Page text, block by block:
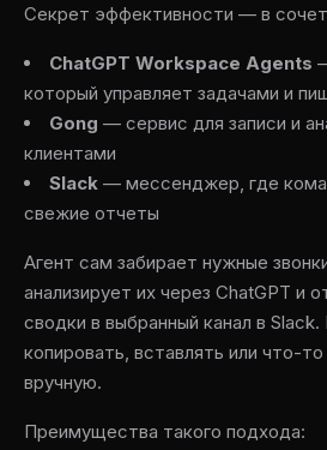
Секрет эффективности — в
ChatGPT Workspace Agents
который управляет задачами и
Gong — сервис для записи и
клиентами
Slack — мессенджер, где
свежие отчеты
Агент сам забирает нужные
анализирует их через ChatGPT и
сводки в выбранный канал в
копировать, вставлять или что-
вручную.
Преимущества такого подхода: